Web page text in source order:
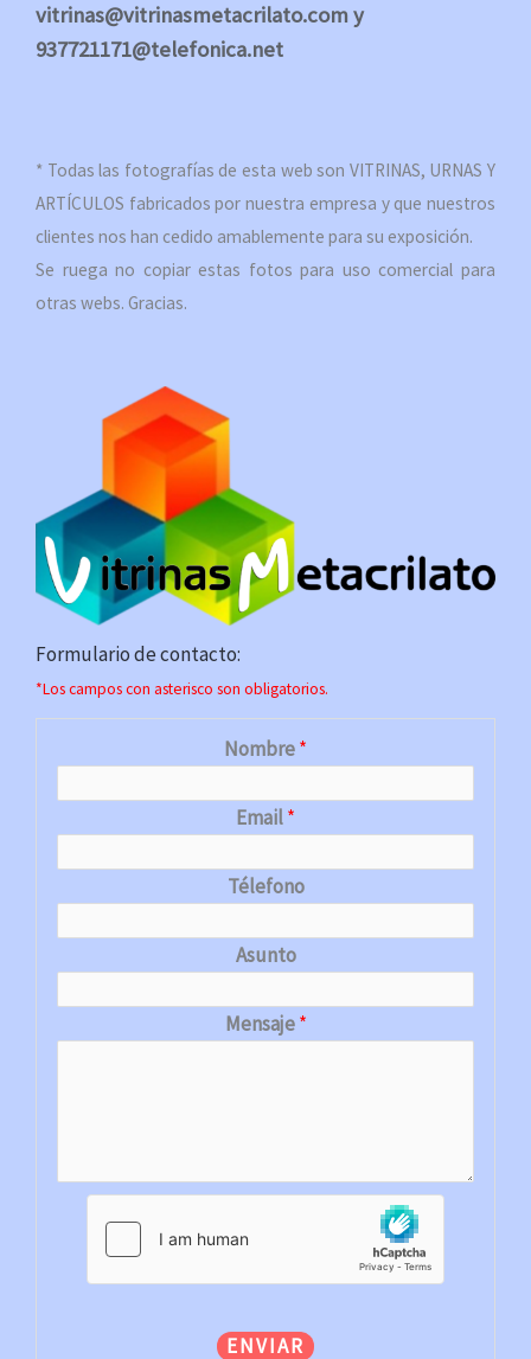
vitrinas@vitrinasmetacrilato.com y
937721171@telefonica.net
* Todas las fotografías de esta web son VITRINAS, URNAS Y
ARTÍCULOS fabricados por nuestra empresa y que nuestros
clientes nos han cedido amablemente para su exposición.
Se ruega no copiar estas fotos para uso comercial para
otras webs. Gracias.
Formulario de contacto:
*Los campos con asterisco son obligatorios.
Nombre*
Email*
Télefono
Asunto
Mensaje*
ENVIAR